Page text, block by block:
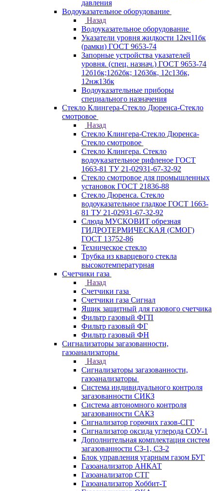
давления
Водоуказательное оборудование
Назад
Водоуказательное оборудование
Указатели уровня жидкости 12кч11бк
(рамки) ГОСТ 9653-74
Запорные устройства указателей
уровня. (спец. назнач.) ГОСТ 9653-74
12б1бк;12б2бк; 12б3бк, 12с13бк,
12нж13бк
Водоуказательные приборы
специального назначения
Стекло Клингера-Стекло Дюренса-Стекло
смотровое
Назад
Стекло Клингера-Стекло Дюренса-
Стекло смотровое
Стекло Клингера. Стекло
водоуказательное рифленое ГОСТ
1663-81 ТУ 21-02931-67-32-92
Стекло смотровое для промышленных
установок ГОСТ 21836-88
Стекло Дюренса. Стекло
водоуказательное гладкое ГОСТ 1663-
81 ТУ 21-02931-67-32-92
Слюда МУСКОВИТ обрезная
ГИДРОТЕРМИЧЕСКАЯ (СМОГ)
ГОСТ 13752-86
Техническое стекло
Трубка из кварцевого стекла
высокотемпературная
Счетчики газа
Назад
Счетчики газа
Счетчики газа Сигнал
Ящик защитный для газового счетчика
Фильтр газовый ФГП
Фильтр газовый ФГ
Фильтр газовый ФН
Сигнализаторы загазованности,
газоанализаторы
Назад
Сигнализаторы загазованности,
газоанализаторы
Система индивидуального контроля
загазованности СИКЗ
Система автономного контроля
загазованности САКЗ
Сигнализатор горючих газов-СГГ
Сигнализатор оксида углерода СОУ-1
Дополнительная комплектация систем
загазованности СЗ-1, СЗ-2
Блок управления угарным газом БУГ
Газоанализатор АНКАТ
Газоанализатор СТГ
Газоанализатор Хоббит-Т